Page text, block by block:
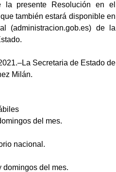
la presente Resolución en el
también estará disponible en
(administracion.gob.es) de la
Secretaria de Estado de
Milán.
del mes.
nacional.
domingos del mes.